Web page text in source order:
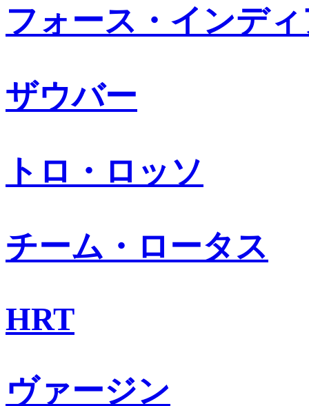
フォース・インデ
ザウバー
トロ・ロッソ
チーム・ロータス
HRT
ヴァージン